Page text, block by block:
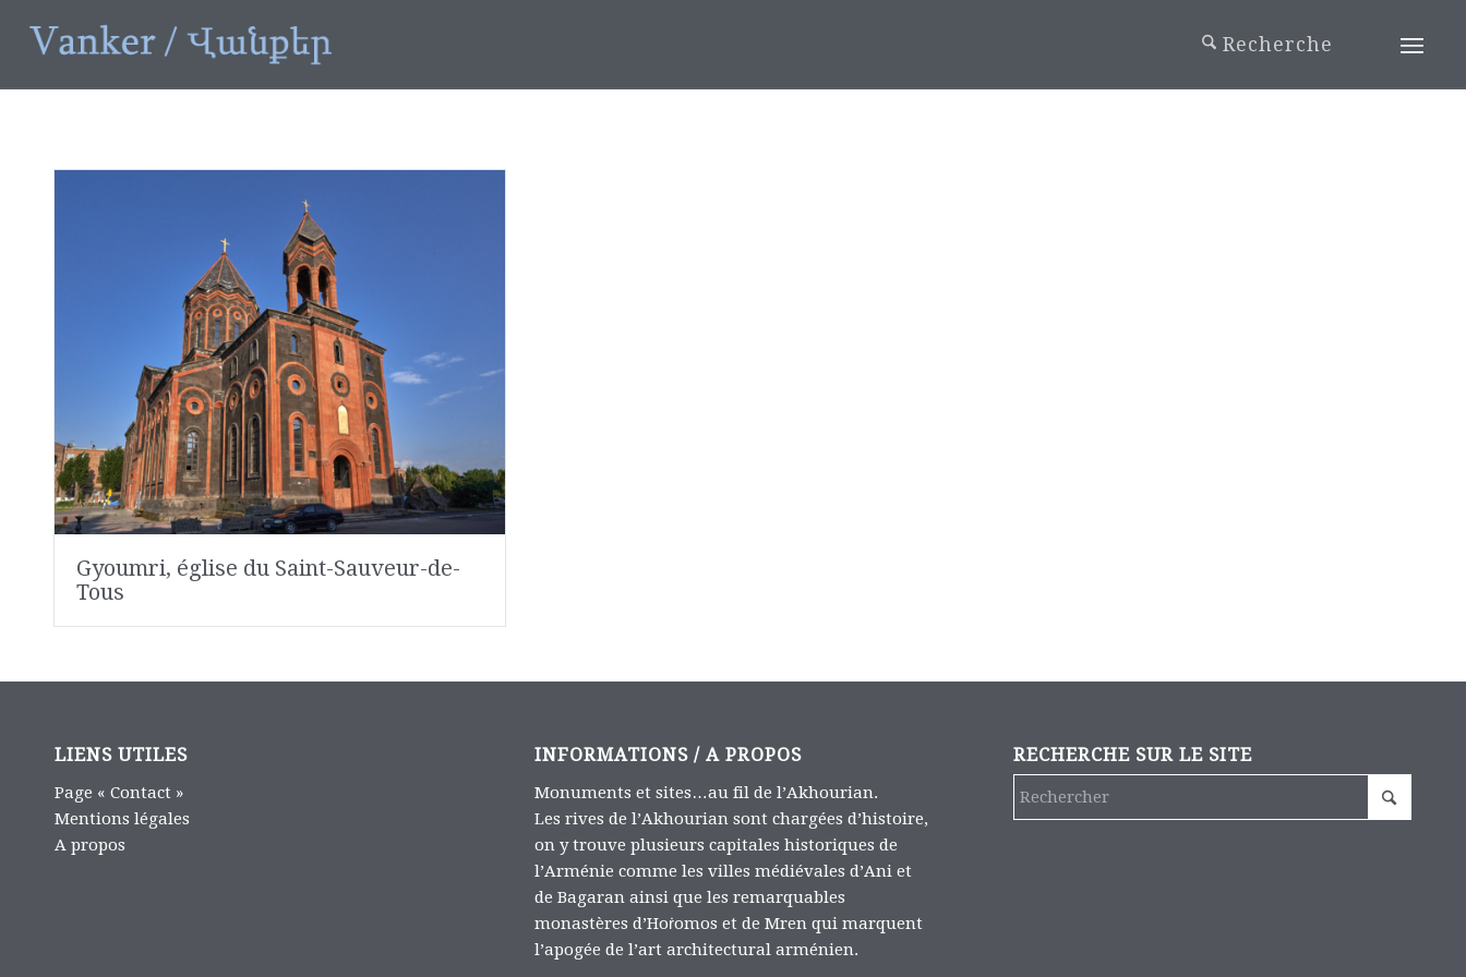
Gyoumri, église du Saint-Sauveur-de-
Tous
LIENS UTILES
Page « Contact »
Mentions légales
A propos
INFORMATIONS / A PROPOS
Monuments et sites…au fil de l’Akhourian.
Les rives de l’Akhourian sont chargées d’histoire,
on y trouve plusieurs capitales historiques de
l’Arménie comme les villes médiévales d’Ani et
de Bagaran ainsi que les remarquables
monastères d’Hoṙomos et de Mren qui marquent
l’apogée de l’art architectural arménien.
RECHERCHE SUR LE SITE